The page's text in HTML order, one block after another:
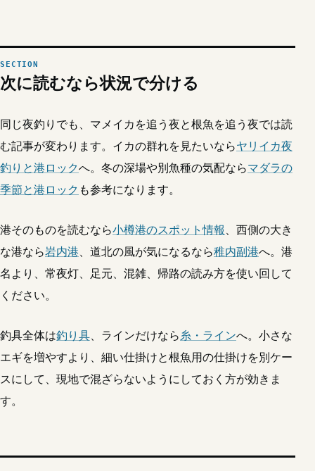
次に読むなら状況で分ける
同じ夜釣りでも、マメイカを追う夜と根魚を追う夜では読
む記事が変わります。イカの群れを見たいならヤリイカ夜
釣りと港ロックへ。冬の深場や別魚種の気配ならマダラの
季節と港ロック も参考になります。
港そのものを読むなら小樽港のスポット情報、西側の大き
な港なら岩内港、道北の風が気になるなら稚内副港へ。港
名より、常夜灯、足元、混雑、帰路の読み方を使い回して
ください。
釣具全体は釣り具、ラインだけなら糸・ラインへ。小さな
エギを増やすより、細い仕掛けと根魚用の仕掛けを別ケー
スにして、現地で混ざらないようにしておく方が効きま
す。